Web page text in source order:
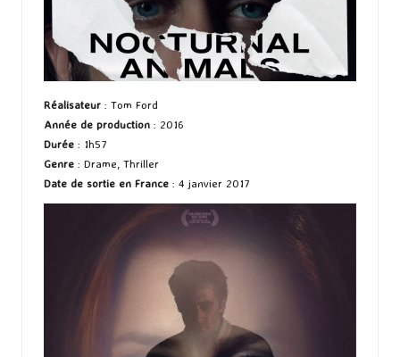
Réalisateur : Tom Ford
Année de production : 2016
Durée : 1h57
Genre : Drame, Thriller
Date de sortie en France : 4 janvier 2017